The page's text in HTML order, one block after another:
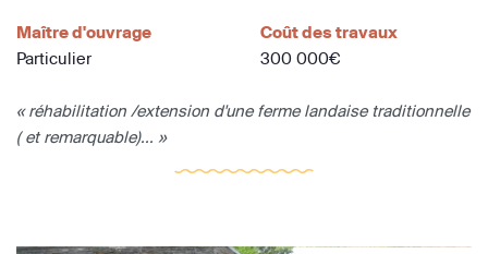
Maître d'ouvrage
Particulier
Coût des travaux
300 000€
« réhabilitation /extension d'une ferme landaise traditionnelle
( et remarquable)... »